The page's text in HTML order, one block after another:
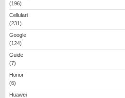
(196)
Cellulari
(231)
Google
(124)
Guide
(7)
Honor
(6)
Huawei